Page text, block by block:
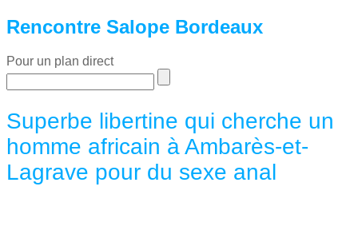
Rencontre Salope Bordeaux
Pour un plan direct
Superbe libertine qui cherche un
homme africain à Ambarès-et-
Lagrave pour du sexe anal